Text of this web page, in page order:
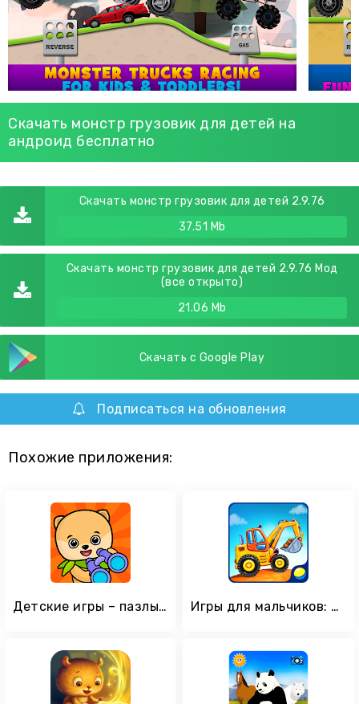
Скачать монстр грузовик для детей на
андроид бесплатно
Скачать монстр грузовик для детей 2.9.76
37.51 Mb
Скачать монстр грузовик для детей 2.9.76 Мод
(все открыто)
21.06 Mb
Скачать с Google Play
Подписаться на обновления
Похожие приложения:
Детские игры – пазлы для малышей и детей бесплатно Игры для мальчиков: машинки для детей, конструктор